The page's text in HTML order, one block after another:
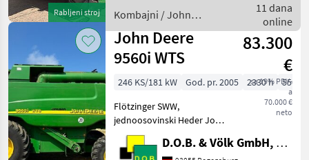
Rabljeni stroj
Zustand Pogon na sve
kotače (4x4), Bord k
Kombajni / John
Deere
11 dana
online
John Deere
9560i WTS
83.300
€
sa 19% PDV-
a
70.000 €
neto
246 KS/181 kW God. pr. 2005 2330 h
550
Flötzinger SWW,
jednoosovinski Heder John
Deere 618R, godina
proizvodnje 2003. Heder
D.O.B. & Völk GmbH, Filiale Regensburg